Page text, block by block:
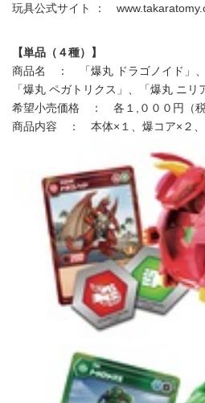
玩具公式サイト ：
【単品（４種）】
商品名 ： 「爆丸 ドラゴノイド」、
「爆丸 ペガトリクス」、「爆丸 ニリ
希望小売価格 ： 各１,０００円（税
商品内容 ： 本体×１、爆コア×２、